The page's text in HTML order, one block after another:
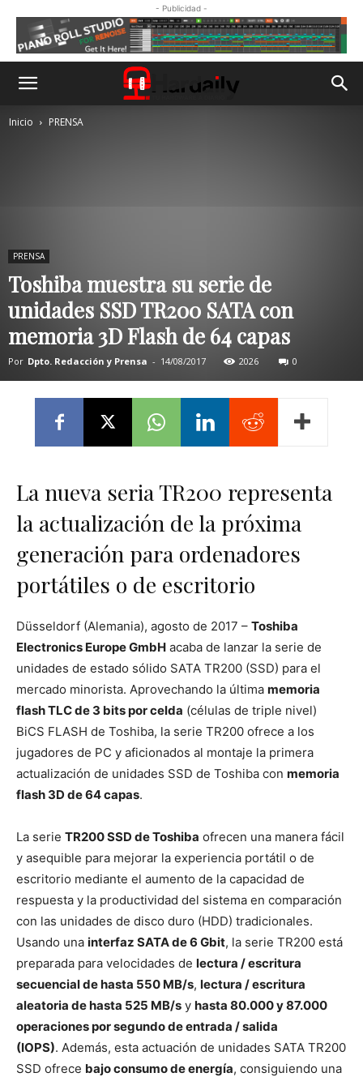
- Publicidad -
Inicio PRENSA
PRENSA
Toshiba muestra su serie de
unidades SSD TR200 SATA con
memoria 3D Flash de 64 capas
Por Dpto. Redacción y Prensa - 14/08/2017 2026 0
La nueva seria TR200 representa
la actualización de la próxima
generación para ordenadores
portátiles o de escritorio
Düsseldorf (Alemania), agosto de 2017 – Toshiba
Electronics Europe GmbH acaba de lanzar la serie de
unidades de estado sólido SATA TR200 (SSD) para el
mercado minorista. Aprovechando la última memoria
flash TLC de 3 bits por celda (células de triple nivel)
BiCS FLASH de Toshiba, la serie TR200 ofrece a los
jugadores de PC y aficionados al montaje la primera
actualización de unidades SSD de Toshiba con memoria
flash 3D de 64 capas.
La serie TR200 SSD de Toshiba ofrecen una manera fácil
y asequible para mejorar la experiencia portátil o de
escritorio mediante el aumento de la capacidad de
respuesta y la productividad del sistema en comparación
con las unidades de disco duro (HDD) tradicionales.
Usando una interfaz SATA de 6 Gbit, la serie TR200 está
preparada para velocidades de lectura / escritura
secuencial de hasta 550 MB/s, lectura / escritura
aleatoria de hasta 525 MB/s y hasta 80.000 y 87.000
operaciones por segundo de entrada / salida
(IOPS). Además, esta actuación de unidades SATA TR200
SSD ofrece bajo consumo de energía, consiguiendo una